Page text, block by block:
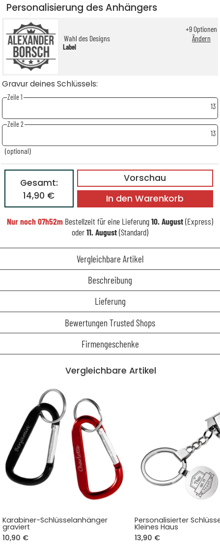
Personalisierung des Anhängers
Wahl des Designs
Label
+9Optionen
Ändern
Gravur deines Schlüssels:
Zeile 1
13
Zeile 2
13
(optional)
Vorschau
Gesamt:
14,90 €
In den Warenkorb
Nur noch07h52m Bestellzeit für eine Lieferung10. August(Express)
oder11. August(Standard)
Vergleichbare Artikel
Beschreibung
Lieferung
Bewertungen Trusted Shops
Firmengeschenke
Vergleichbare Artikel
Karabiner-Schlüsselanhänger
graviert
10,90 €
Personalisierter
Kleines Haus
13,90 €